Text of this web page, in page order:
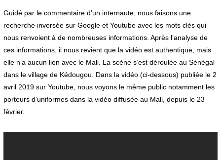
Guidé par le commentaire d’un internaute, nous faisons une
recherche inversée sur Google et Youtube avec les mots clés qui
nous renvoient à de nombreuses informations. Après l’analyse de
ces informations, il nous revient que la vidéo est authentique, mais
elle n’a aucun lien avec le Mali. La scène s’est déroulée au Sénégal
dans le village de Kédougou. Dans la vidéo (ci-dessous) publiée le 2
avril 2019 sur Youtube, nous voyons le même public notamment les
porteurs d’uniformes dans la vidéo diffusée au Mali, depuis le 23
février.